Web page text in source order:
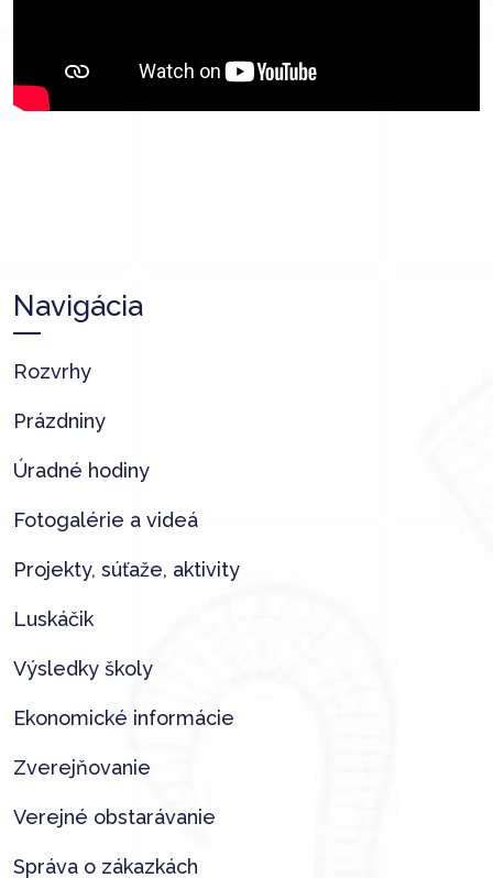
Navigácia
Rozvrhy
Prázdniny
Úradné hodiny
Fotogalérie a videá
Projekty, súťaže, aktivity
Luskáčik
Výsledky školy
Ekonomické informácie
Zverejňovanie
Verejné obstarávanie
Správa o zákazkách